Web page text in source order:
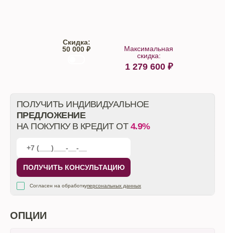
Скидка:
50 000 ₽
Максимальная
скидка:
1 279 600₽
ПОЛУЧИТЬ ИНДИВИДУАЛЬНОЕ
ПРЕДЛОЖЕНИЕ
НА ПОКУПКУ В КРЕДИТ ОТ 4.9%
ПОЛУЧИТЬ КОНСУЛЬТАЦИЮ
Согласен на обработкуперсональных данных
ОПЦИИ